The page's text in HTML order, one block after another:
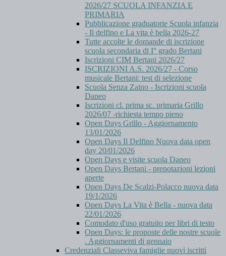
2026/27 SCUOLA INFANZIA E
PRIMARIA
Pubblicazione graduatorie Scuola infanzia
- Il delfino e La vita è bella 2026-27
Tutte accolte le domande di iscrizione
scuola secondaria di I° grado Bertani
Iscrizioni CIM Bertani 2026/27
ISCRIZIONI A.S. 2026/27 - Corso
musicale Bertani: test di selezione
Scuola Senza Zaino - Iscrizioni scuola
Daneo
Iscrizioni cl. prima sc. primaria Grillo
2026/07 -richiesta tempo pieno
Open Days Grillo - Aggiornamento
13/01/2026
Open Days Il Delfino Nuova data open
day 20/01/2026
Open Days e visite scuola Daneo
Open Days Bertani - prenotazioni lezioni
aperte
Open Days De Scalzi-Polacco nuova data
19/1/2026
Open Days La Vita è Bella - nuova data
22/01/2026
Comodato d'uso gratuito per libri di testo
Open Days: le proposte delle nostre scuole
. Aggiornamenti di gennaio
Credenziali Classeviva famiglie nuovi iscritti